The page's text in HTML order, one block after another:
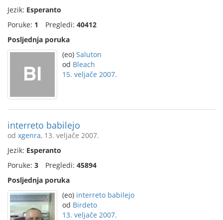
Jezik: Esperanto
Poruke: 1 Pregledi: 40412
Posljednja poruka
(eo) Saluton
od Bleach
15. veljače 2007.
interreto babilejo
od xgenra, 13. veljače 2007.
Jezik: Esperanto
Poruke: 3 Pregledi: 45894
Posljednja poruka
(eo) interreto babilejo
od Birdeto
13. veljače 2007.